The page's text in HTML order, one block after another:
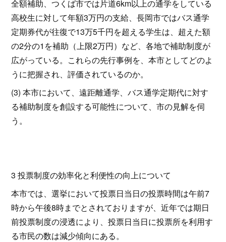
全額補助、つくば市では片道6km以上の通学をしている
高校生に対して年額3万円の支給、長岡市ではバス通学
定期券代が往復で13万5千円を超える学生は、超えた額
の2分の1を補助（上限2万円）など、各地で補助制度が
広がっている。これらの先行事例を、本市としてどのよ
うに把握され、評価されているのか。
(3) 本市において、遠距離通学、バス通学定期代に対す
る補助制度を創設する可能性について、市の見解を伺
う。
3 投票制度の効率化と利便性の向上について
本市では、選挙において投票日当日の投票時間は午前7
時から午後8時までとされておりますが、近年では期日
前投票制度の浸透により、投票日当日に投票所を利用す
る市民の数は減少傾向にある。